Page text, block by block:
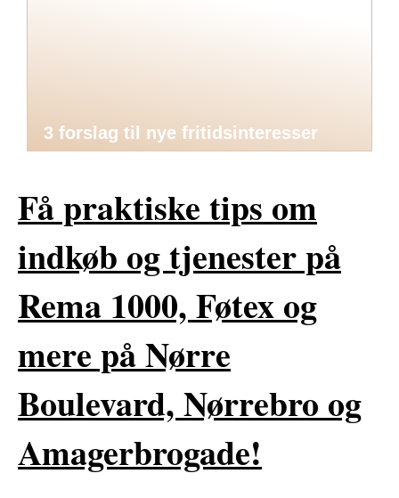
3 forslag til nye fritidsinteresser
Få praktiske tips om
indkøb og tjenester på
Rema 1000, Føtex og
mere på Nørre
Boulevard, Nørrebro og
Amagerbrogade!